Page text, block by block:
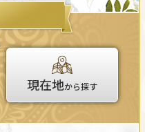
現在地から探す